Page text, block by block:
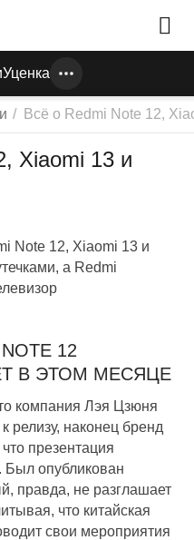
Уценка
/ Всё о Redmi Note 12,
Xiaomi 13 и
Note 12, Xiaomi 13 и
а Redmi
12
В ЭТОМ МЕСЯЦЕ
компания Лэя Цзюня
релизу, наконец бренд
презентация
Был опубликован
правда, не разглашает
что китайская
свои мероприятия